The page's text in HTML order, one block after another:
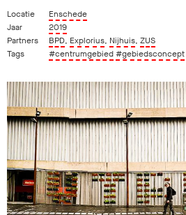
Locatie
Enschede
Jaar
2019
Partners
BPD, Explorius, Nijhuis, ZUS
Tags
#centrumgebied#gebiedsconcept